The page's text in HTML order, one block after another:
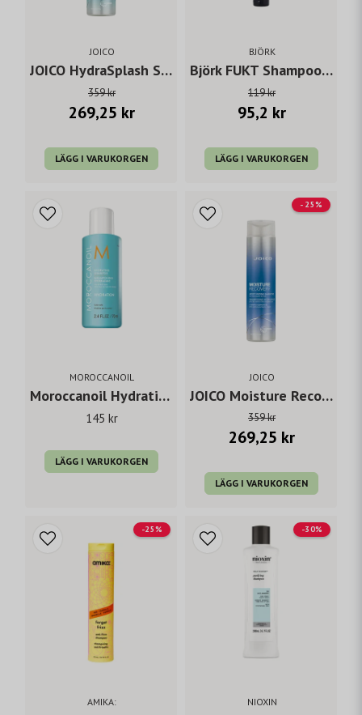
JOICO
JOICO HydraSplash Shampoo 300 ml
359 kr
269,25 kr
LÄGG I VARUKORGEN
BJÖRK
Björk FUKT Shampoo 75 ml
119 kr
95,2 kr
LÄGG I VARUKORGEN
MOROCCANOIL
Moroccanoil Hydrating Shampoo 70 ml
145 kr
LÄGG I VARUKORGEN
JOICO
JOICO Moisture Recovery Shampoo 300 ml
359 kr
269,25 kr
LÄGG I VARUKORGEN
- 25%
AMIKA:
-25%
NIOXIN
-30%